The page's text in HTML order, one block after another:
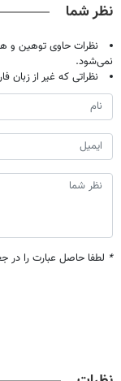
نظر شما
نظرات حاوی توهین و
نمی‌شود.
نظراتی که غیر از زبان
* لطفا حاصل عبارت را در